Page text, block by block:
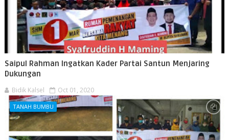
Saipul Rahman Ingatkan Kader Partai Santun Menjaring
Dukungan
Bidik Kalsel Oct 01, 2020
TANAH BUMBU